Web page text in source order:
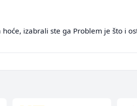
izabrali ste ga Problem je što i